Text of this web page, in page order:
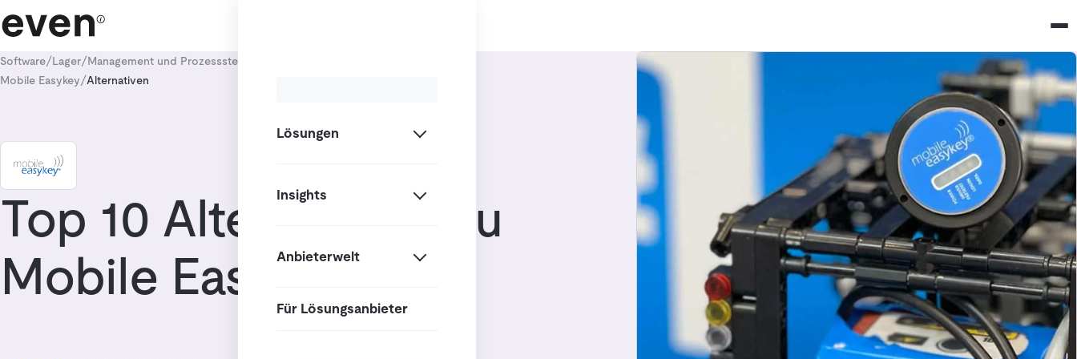
Lösungen
Insights
Anbieterwelt
Für Lösungsanbieter
Software/Lager/Management und Prozesssteuerung
Mobile Easykey/Alternativen
Top 10 Alternativen zu
Mobile Easykey